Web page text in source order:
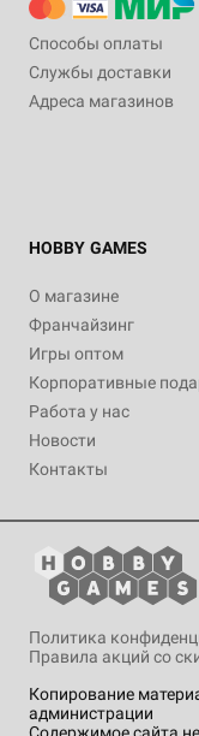
Способы оплаты
Службы доставки
Адреса магазинов
HOBBY GAMES
О магазине
Франчайзинг
Игры оптом
Корпоративные
Работа у нас
Новости
Контакты
Копирование
администрации
Политика
Правила акций со